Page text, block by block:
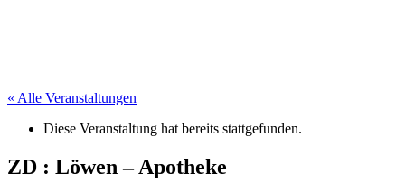
« Alle Veranstaltungen
Diese Veranstaltung hat bereits stattgefunden.
ZD : Löwen – Apotheke